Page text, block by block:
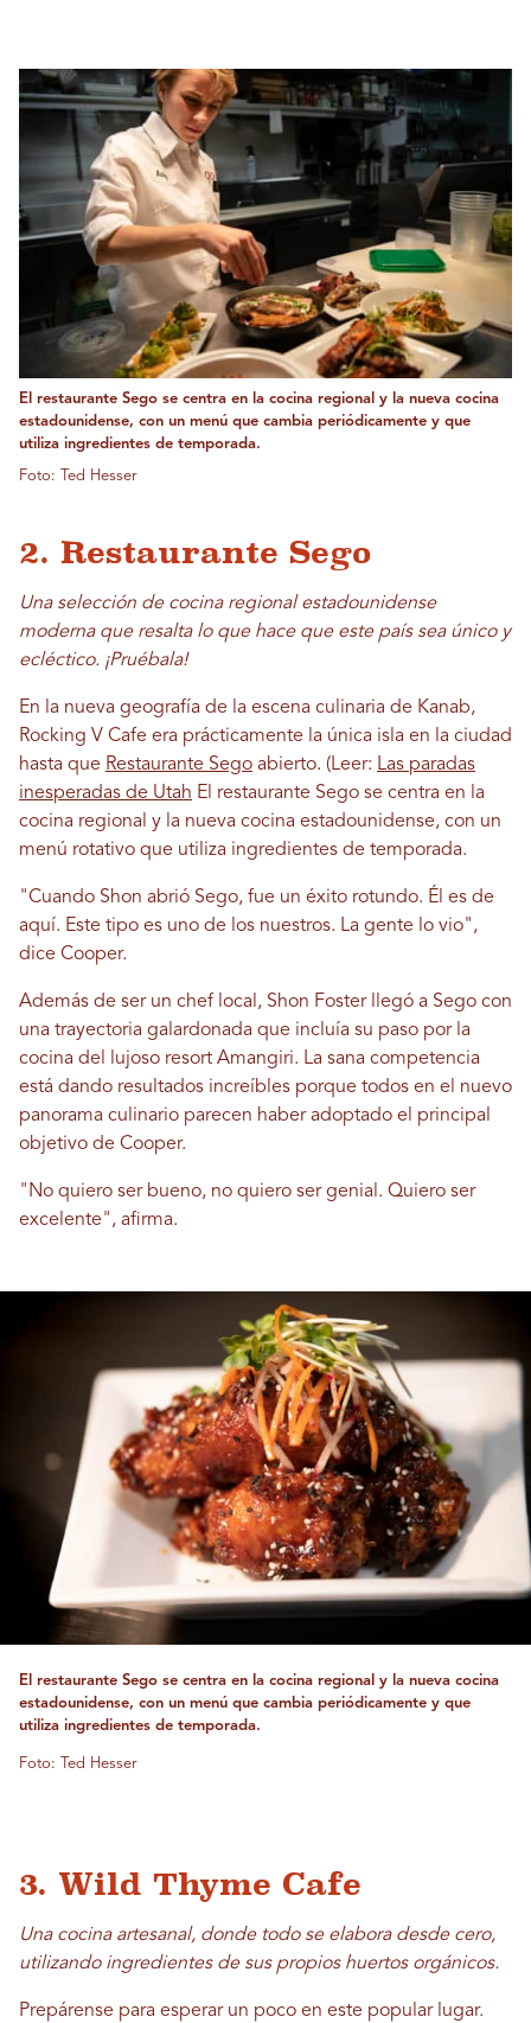
El restaurante Sego se centra en la cocina regional y la nueva cocina
estadounidense, con un menú que cambia periódicamente y que
utiliza ingredientes de temporada.
Foto: Ted Hesser
2. Restaurante Sego
Una selección de cocina regional estadounidense
moderna que resalta lo que hace que este país sea único y
ecléctico. ¡Pruébala!
En la nueva geografía de la escena culinaria de Kanab,
Rocking V Cafe era prácticamente la única isla en la ciudad
hasta que Restaurante Sego abierto. (Leer: Las paradas
inesperadas de Utah El restaurante Sego se centra en la
cocina regional y la nueva cocina estadounidense, con un
menú rotativo que utiliza ingredientes de temporada.
"Cuando Shon abrió Sego, fue un éxito rotundo. Él es de
aquí. Este tipo es uno de los nuestros. La gente lo vio",
dice Cooper.
Además de ser un chef local, Shon Foster llegó a Sego con
una trayectoria galardonada que incluía su paso por la
cocina del lujoso resort Amangiri. La sana competencia
está dando resultados increíbles porque todos en el nuevo
panorama culinario parecen haber adoptado el principal
objetivo de Cooper.
"No quiero ser bueno, no quiero ser genial. Quiero ser
excelente", afirma.
El restaurante Sego se centra en la cocina regional y la nueva cocina
estadounidense, con un menú que cambia periódicamente y que
utiliza ingredientes de temporada.
Foto: Ted Hesser
3. Wild Thyme Cafe
Una cocina artesanal, donde todo se elabora desde cero,
utilizando ingredientes de sus propios huertos orgánicos.
Prepárense para esperar un poco en este popular lugar.